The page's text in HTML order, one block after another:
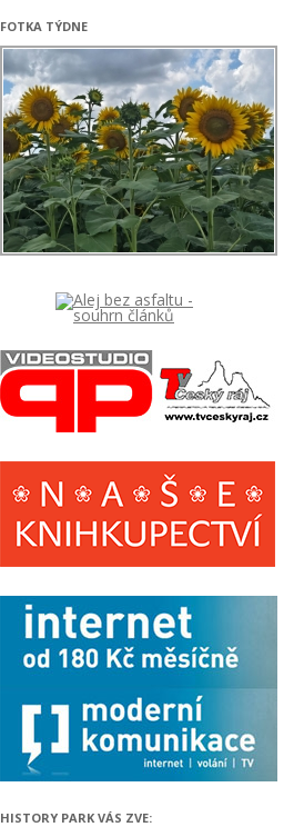
FOTKA TÝDNE
HISTORY PARK VÁS ZVE: